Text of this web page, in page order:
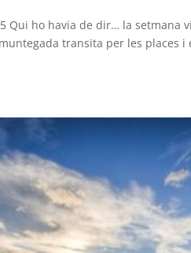
#5 Qui ho havia de dir… la
transita per les places